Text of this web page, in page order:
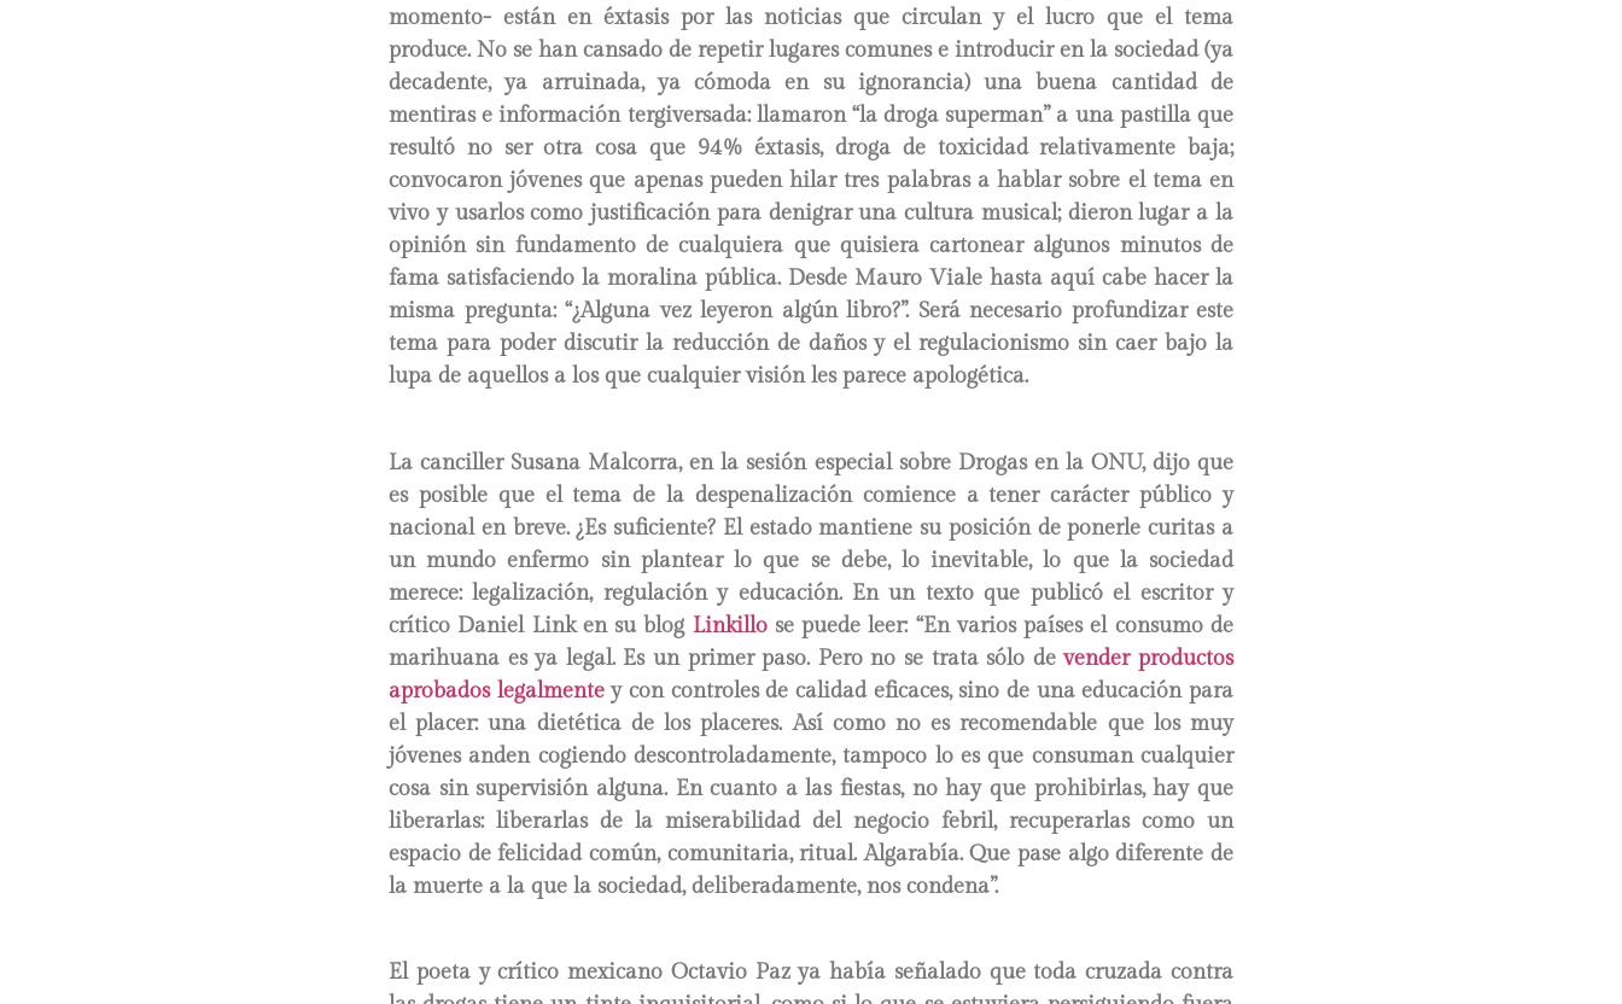
momento- están en éxtasis por las noticias que circulan y el lucro que el tema
produce. No se han cansado de repetir lugares comunes e introducir en la sociedad (ya
decadente, ya arruinada, ya cómoda en su ignorancia) una buena cantidad de
mentiras e información tergiversada: llamaron “la droga superman” a una pastilla que
resultó no ser otra cosa que 94% éxtasis, droga de toxicidad relativamente baja;
convocaron jóvenes que apenas pueden hilar tres palabras a hablar sobre el tema en
vivo y usarlos como justificación para denigrar una cultura musical; dieron lugar a la
opinión sin fundamento de cualquiera que quisiera cartonear algunos minutos de
fama satisfaciendo la moralina pública. Desde Mauro Viale hasta aquí cabe hacer la
misma pregunta: “¿Alguna vez leyeron algún libro?”. Será necesario profundizar este
tema para poder discutir la reducción de daños y el regulacionismo sin caer bajo la
lupa de aquellos a los que cualquier visión les parece apologética.
La canciller Susana Malcorra, en la sesión especial sobre Drogas en la ONU, dijo que
es posible que el tema de la despenalización comience a tener carácter público y
nacional en breve. ¿Es suficiente? El estado mantiene su posición de ponerle curitas a
un mundo enfermo sin plantear lo que se debe, lo inevitable, lo que la sociedad
merece: legalización, regulación y educación. En un texto que publicó el escritor y
crítico Daniel Link en su blog Linkillose puede leer: “En varios países el consumo de
marihuana es ya legal. Es un primer paso. Pero no se trata sólo devender productos
aprobados legalmentey con controles de calidad eficaces, sino de una educación para
el placer: una dietética de los placeres. Así como no es recomendable que los muy
jóvenes anden cogiendo descontroladamente, tampoco lo es que consuman cualquier
cosa sin supervisión alguna. En cuanto a las fiestas, no hay que prohibirlas, hay que
liberarlas: liberarlas de la miserabilidad del negocio febril, recuperarlas como un
espacio de felicidad común, comunitaria, ritual. Algarabía. Que pase algo diferente de
la muerte a la que la sociedad, deliberadamente, nos condena”.
El poeta y crítico mexicano Octavio Paz ya había señalado que toda cruzada contra